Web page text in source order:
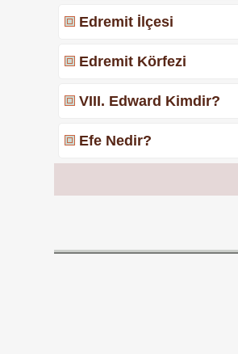
Edremit İlçesi
Edremit Körfezi
VIII. Edward Kimdir?
Efe Nedir?